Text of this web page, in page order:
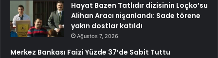
Hayat Bazen Tatlıdır dizisinin Loçko’su
Alihan Aracı nişanlandı: Sade törene
yakın dostlar katıldı
Ağustos 7, 2026
Merkez Bankası Faizi Yüzde 37’de Sabit Tuttu